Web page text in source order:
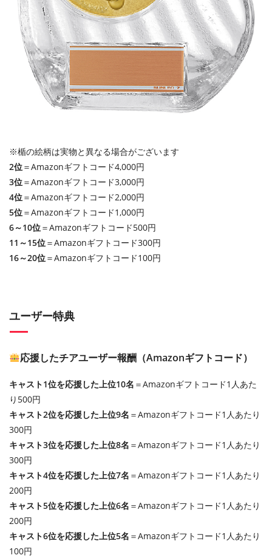
※楯の絵柄は実物と異なる場合がございます
2位＝Amazonギフトコード4,000円
3位＝Amazonギフトコード3,000円
4位＝Amazonギフトコード2,000円
5位＝Amazonギフトコード1,000円
6～10位＝Amazonギフトコード500円
11～15位＝Amazonギフトコード300円
16～20位＝Amazonギフトコード100円
ユーザー特典
応援したチアユーザー報酬（Amazonギフトコード）
キャスト1位を応援した上位10名 ＝Amazonギフトコード1人あた
り500円
キャスト2位を応援した上位9名 ＝Amazonギフトコード1人あたり
300円
キャスト3位を応援した上位8名 ＝Amazonギフトコード1人あたり
300円
キャスト4位を応援した上位7名 ＝Amazonギフトコード1人あたり
200円
キャスト5位を応援した上位6名 ＝Amazonギフトコード1人あたり
200円
キャスト6位を応援した上位5名 ＝Amazonギフトコード1人あたり
100円